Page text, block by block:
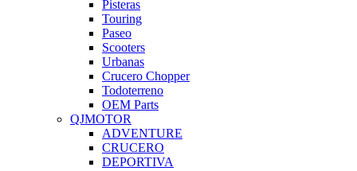
Pisteras
Touring
Paseo
Scooters
Urbanas
Crucero Chopper
Todoterreno
OEM Parts
QJMOTOR
ADVENTURE
CRUCERO
DEPORTIVA